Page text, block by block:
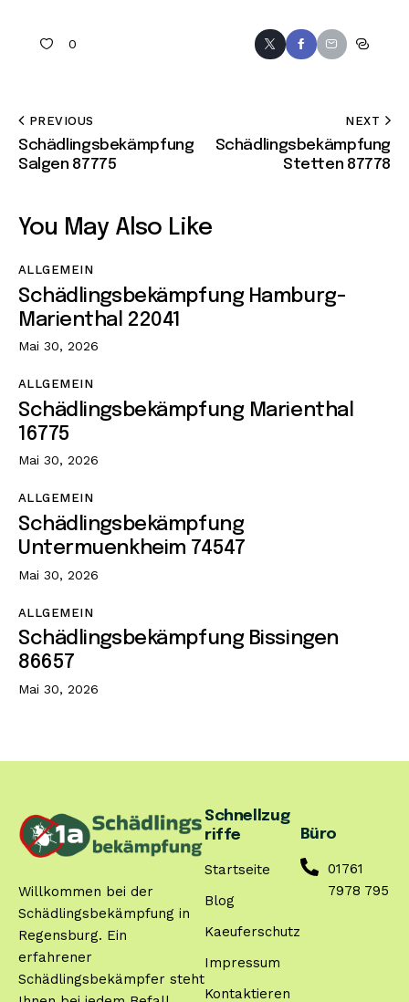
0
PREVIOUS
Schädlingsbekämpfung
Salgen 87775
NEXT
Schädlingsbekämpfung
Stetten 87778
You May Also Like
ALLGEMEIN
Schädlingsbekämpfung Hamburg-
Marienthal 22041
Mai 30, 2026
ALLGEMEIN
Schädlingsbekämpfung Marienthal
16775
Mai 30, 2026
ALLGEMEIN
Schädlingsbekämpfung
Untermuenkheim 74547
Mai 30, 2026
ALLGEMEIN
Schädlingsbekämpfung Bissingen
86657
Mai 30, 2026
Willkommen bei der
Schädlingsbekämpfung in
Regensburg. Ein
erfahrener
Schädlingsbekämpfer steht
Schnellzug
riffe
Startseite
Blog
Kaeuferschutz
Impressum
Kontaktieren
Büro
01761
7978 795